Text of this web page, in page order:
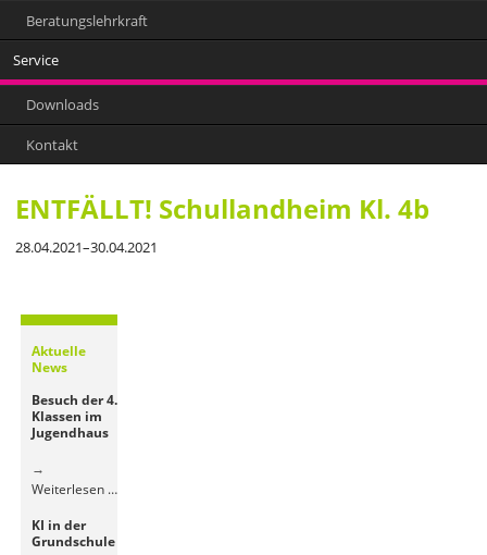
Beratungslehrkraft
Service
Downloads
Kontakt
ENTFÄLLT! Schullandheim Kl. 4b
28.04.2021–30.04.2021
Aktuelle
News
Besuch der 4.
Klassen im
Jugendhaus
Weiterlesen …Besuch
KI in der
Grundschule